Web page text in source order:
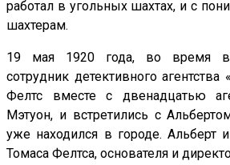
работал в угольных шахтах, и с
шахтерам.
19 мая 1920 года, во время
сотрудник детективного
Фелтс вместе с двенадцатью
Мэтуон, и встретились с
уже находился в городе. Альберт
Томаса Фелтса, основателя и